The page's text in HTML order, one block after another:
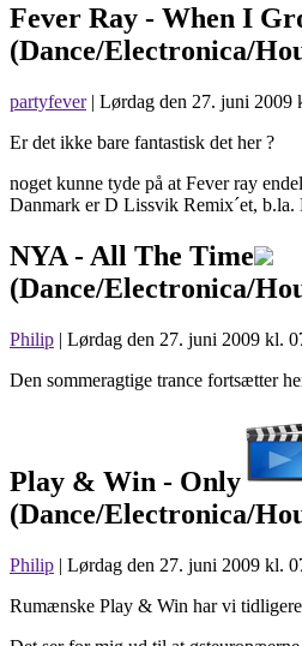
Fever Ray - When I
(Dance/Electronica/
partyfever| Lørdag den 27. juni 2009
Er det ikke bare fantastisk det her ?
noget kunne tyde på at Fever ray
Danmark er D Lissvik Remix´et, b.la.
NYA - All The Time
(Dance/Electronica/
Philip | Lørdag den 27. juni 2009 kl.
Den sommeragtige trance fortsætter
Play & Win - Only
(Dance/Electronica/
Philip | Lørdag den 27. juni 2009 kl.
Rumænske Play & Win har vi